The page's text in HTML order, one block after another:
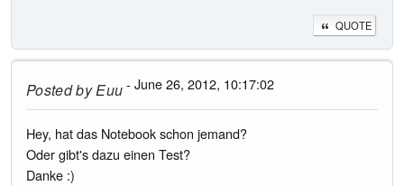
QUOTE
Posted byEuu- June 26, 2012, 10:17:02
Hey, hat das Notebook schon jemand?
Oder gibt's dazu einen Test?
Danke :)